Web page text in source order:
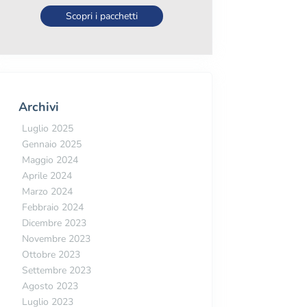
Scopri i pacchetti
Archivi
Luglio 2025
Gennaio 2025
Maggio 2024
Aprile 2024
Marzo 2024
Febbraio 2024
Dicembre 2023
Novembre 2023
Ottobre 2023
Settembre 2023
Agosto 2023
Luglio 2023